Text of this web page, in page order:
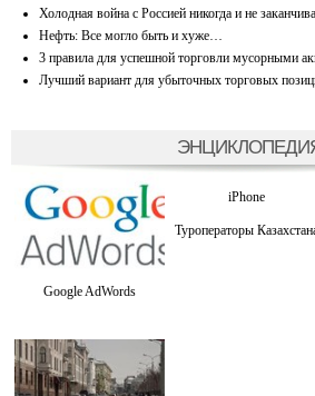
Холодная война с Россией никогда и не
Нефть: Все могло быть и хуже…
3 правила для успешной торговли мусорными
Лучший вариант для убыточных торговых
Google AdWords
iPhone
Туроператоры